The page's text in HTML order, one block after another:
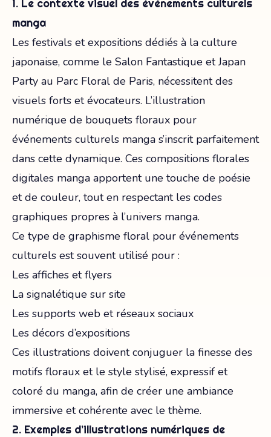
1. Le contexte visuel des événements culturels
manga
Les festivals et expositions dédiés à la culture
japonaise, comme le Salon Fantastique et Japan
Party au Parc Floral de Paris, nécessitent des
visuels forts et évocateurs. L’illustration
numérique de bouquets floraux pour
événements culturels manga s’inscrit parfaitement
dans cette dynamique. Ces compositions florales
digitales manga apportent une touche de poésie
et de couleur, tout en respectant les codes
graphiques propres à l’univers manga.
Ce type de graphisme floral pour événements
culturels est souvent utilisé pour :
Les affiches et flyers
La signalétique sur site
Les supports web et réseaux sociaux
Les décors d’expositions
Ces illustrations doivent conjuguer la finesse des
motifs floraux et le style stylisé, expressif et
coloré du manga, afin de créer une ambiance
immersive et cohérente avec le thème.
2. Exemples d’illustrations numériques de